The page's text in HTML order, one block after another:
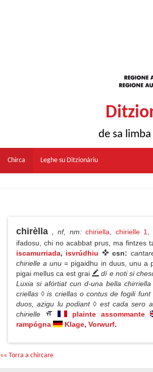
de sa
Chirca Leghe su Ditzionàriu
chirèlla , nf, nm: chiriella chirielle 1
ifadosu, chi no acabbat prus, ma fintzes
iscamurriada, isvrúdhiu csn:
chirielle a unu= pigaidhu in duus, unu a
pigai mellus ca est grai
dí e noti si
Luxia si afórtiat cun d-una bella
criellas ◊ is criellas o contus de fogili
duos, azigu lu podiant ◊ est cada sero
chirielle
plainte assommante
rampógna
Klage, Vorwurf.
«« Torra a chircare